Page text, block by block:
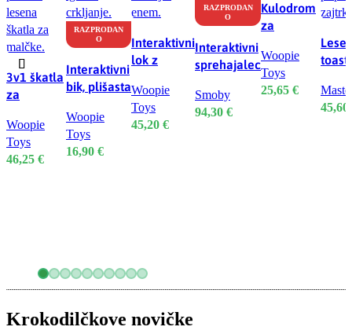
3v1 škatla
za
– kocke,
piramida
in slonček
Woopie
Toys
46,25 €
RAZPRODAN
O
Interaktivni
bik, plišasta
svetlobnimi
in zvočnimi
efekti
Woopie
Toys
16,90 €
Interaktivni
lok z
igračami,
vesolje
Woopie
Toys
45,20 €
RAZPRODAN
O
Interaktivni
sprehajalec
hojica,
voziček in
Smoby
94,30 €
Kulodrom
za
spiralni
tor
Woopie
Toys
25,65 €
45,60
Krokodilčkove novičke